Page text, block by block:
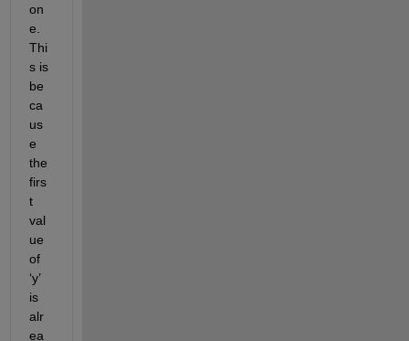
on
e.
Thi
s is
be
ca
us
e
the
firs
t
val
ue
of
‘y’
is
alr
ea